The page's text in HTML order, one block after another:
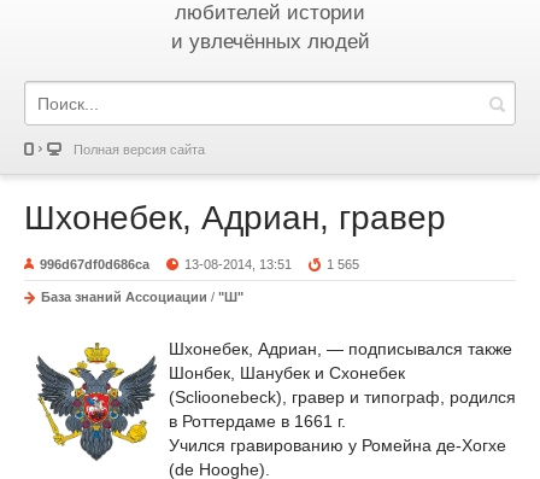
любителей истории
и увлечённых людей
Полная версия сайта
Шхонебек, Адриан, гравер
996d67df0d686ca 13-08-2014, 13:51 1 565
База знаний Ассоциации / "Ш"
Шхонебек, Адриан, — подписывался также
Шонбек, Шанубек и Схонебек
(Sclioonebeck), гравер и типограф, родился
в Роттердаме в 1661 г.
Учился гравированию у Ромейна де-Хогхе
(de Hooghe).